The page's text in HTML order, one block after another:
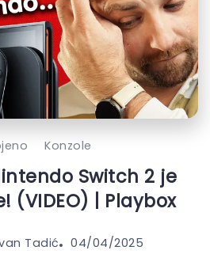
Konzole
Switch 2 je
(VIDEO) | Playbox
Tadić 04/04/2025